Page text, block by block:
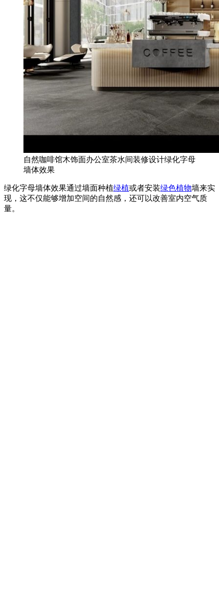
自然咖啡馆木饰面办公室茶水间装修设计绿化字母
墙体效果
绿化字母墙体效果通过墙面种植绿植或者安装绿色植物墙来实
现，这不仅能够增加空间的自然感，还可以改善室内空气质
量。